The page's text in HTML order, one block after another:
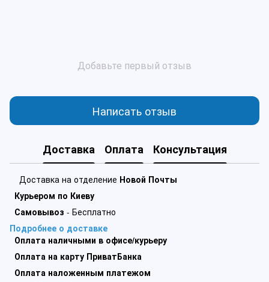
Добавьте первый отзыв
Написать отзыв
Доставка Оплата Консультация
Доставка на отделение Новой Почты
Курьером по Киеву
Самовывоз - Бесплатно
Подробнее о доставке
Оплата наличными в офисе/курьеру
Оплата на карту ПриватБанка
Оплата наложенным платежом